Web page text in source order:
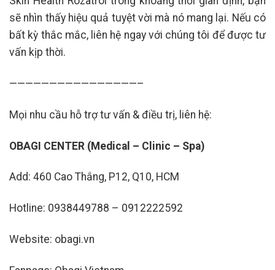
sẽ nhìn thấy hiệu quả tuyệt vời mà nó mang lại. Nếu có
bất kỳ thắc mắc, liên hệ ngay với chúng tôi để được tư
vấn kịp thời.
————————————————–
Mọi nhu cầu hỗ trợ tư vấn & điều trị, liên hệ:
OBAGI CENTER (Medical – Clinic – Spa)
Add: 460 Cao Thắng, P12, Q10, HCM
Hotline: 0938449788 – 0912222592
Website: obagi.vn